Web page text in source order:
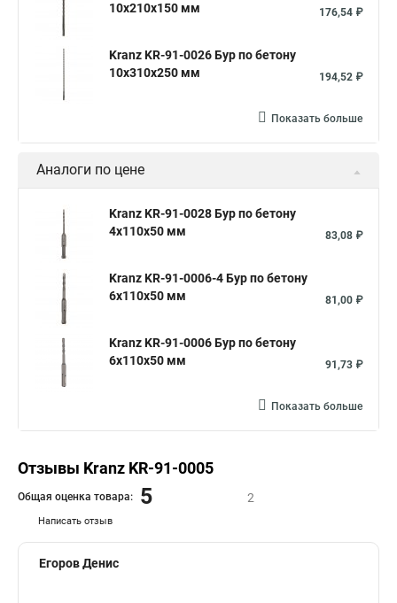
10x210x150 мм
176,54 ₽
Kranz KR-91-0026 Бур по бетону
10x310x250 мм
194,52 ₽
Показать больше
Аналоги по цене
Kranz KR-91-0028 Бур по бетону
4x110x50 мм
83,08 ₽
Kranz KR-91-0006-4 Бур по бетону
6x110x50 мм
81,00 ₽
Kranz KR-91-0006 Бур по бетону
6x110x50 мм
91,73 ₽
Показать больше
Отзывы Kranz KR-91-0005
Написать отзыв
Общая оценка товара: 5 2
Егоров Денис